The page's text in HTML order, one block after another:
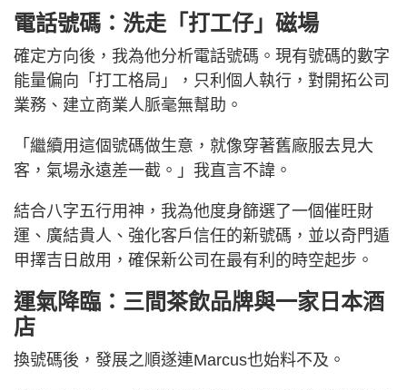
電話號碼：洗走「打工仔」磁場
確定方向後，我為他分析電話號碼。現有號碼的數字
能量偏向「打工格局」，只利個人執行，對開拓公司
業務、建立商業人脈毫無幫助。
「繼續用這個號碼做生意，就像穿著舊廠服去見大
客，氣場永遠差一截。」我直言不諱。
結合八字五行用神，我為他度身篩選了一個催旺財
運、廣結貴人、強化客戶信任的新號碼，並以奇門遁
甲擇吉日啟用，確保新公司在最有利的時空起步。
運氣降臨：三間茶飲品牌與一家日本酒
店
換號碼後，發展之順遂連Marcus也始料不及。